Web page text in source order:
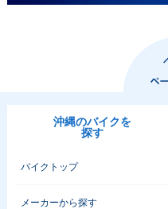
沖縄のバイクを
探す
バイクトップ
メーカーから探す